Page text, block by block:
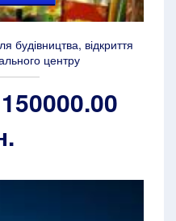
відкриття
центру
150000.00